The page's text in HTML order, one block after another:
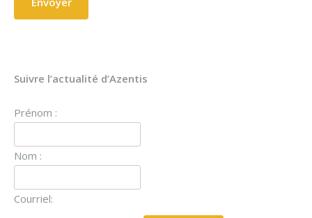
Suivre l’actualité d’Azentis
Prénom :
Nom :
Courriel: